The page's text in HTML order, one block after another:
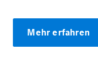
Mehr erfahren